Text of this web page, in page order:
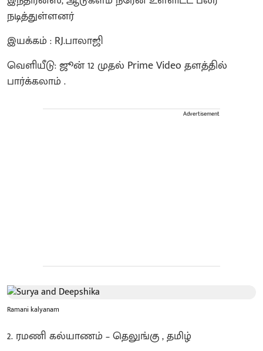
நடித்துள்ளனர்
இயக்கம் : RJ.பாலாஜி
வெளியீடு: ஜூன் 12 முதல் Prime Video தளத்தில்
பார்க்கலாம் .
Advertisement
Ramani kalyanam
2. ரமணி கல்யாணம் – தெலுங்கு , தமிழ்